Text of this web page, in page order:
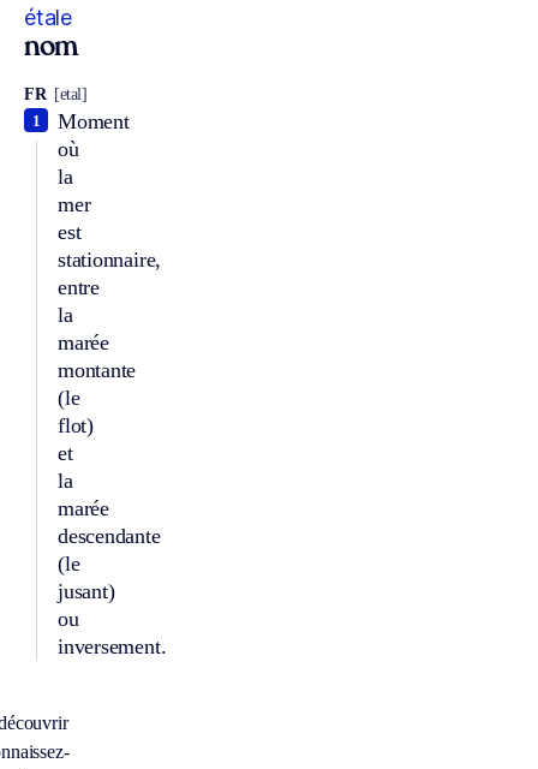
étale
nom
FR [etal]
Moment
où
la
mer
est
stationnaire,
entre
la
marée
montante
(le
flot)
et
la
marée
descendante
(le
jusant)
ou
inversement.
1